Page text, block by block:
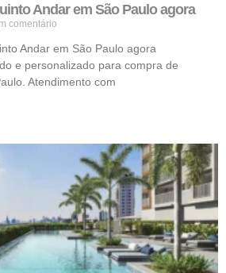
Andar em São Paulo agora
comentário
Andar em São Paulo agora
e personalizado para compra de
Atendimento com